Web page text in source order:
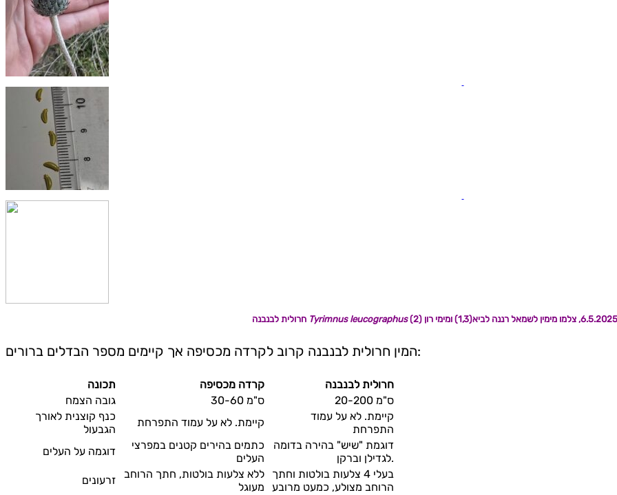
Tyrimnus leucographus
המין חרולית לבנבנה קרוב לקרדה מכסיפה אך קיימים מספר הבדלים ברורים:
תכונה קרדה מכסיפה
חרולית לבנבנה
גובה הצמח
30-60 ס"מ
20-200 ס"מ
כנף קוצנית לאורך
הגבעול
קיימת. לא על עמוד התפרחת
קיימת. לא על עמוד
התפרחת
דוגמה על העלים
כתמים בהירים קטנים במפרצי
העלים
דוגמת "שיש" בהירה בדומה
לגדילן וברקן.
זרעונים
ללא צלעות בולטות, חתך הרוחב
מעוגל
בעלי 4 צלעות בולטות וחתך
הרוחב מצולע, כמעט מרובע